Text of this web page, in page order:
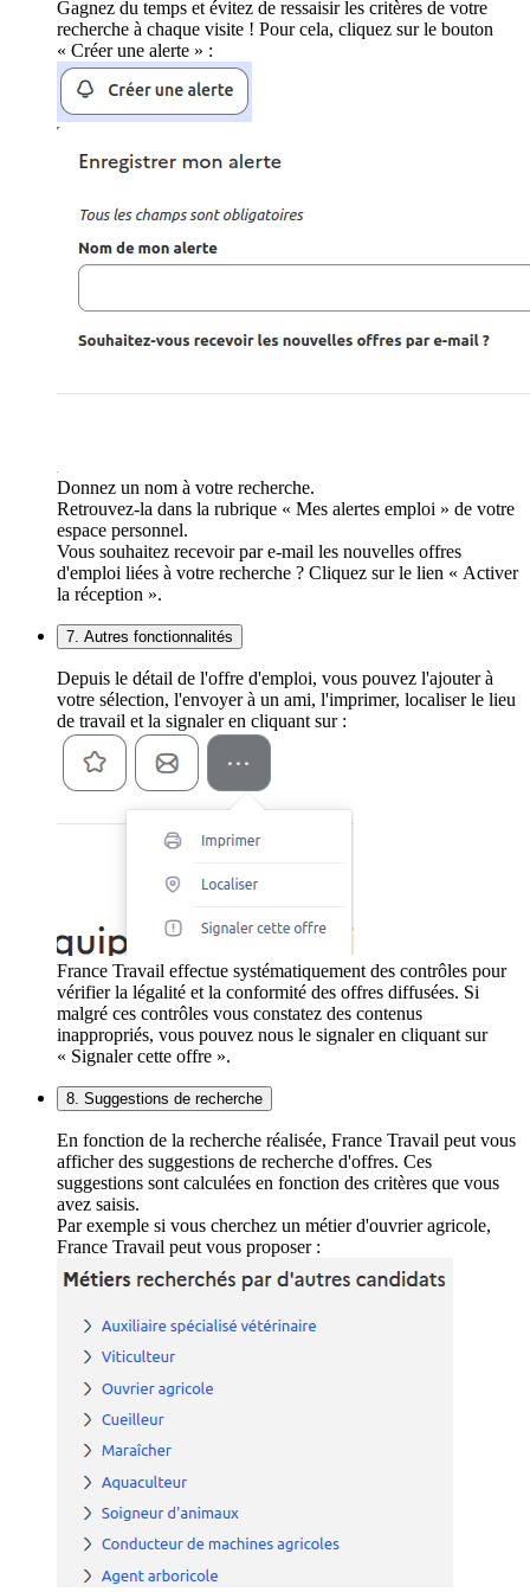
Gagnez du temps et évitez de ressaisir les critères de votre
recherche à chaque visite ! Pour cela, cliquez sur le bouton
« Créer une alerte » :
Donnez un nom à votre recherche.
Retrouvez-la dans la rubrique « Mes alertes emploi » de votre
espace personnel.
Vous souhaitez recevoir par e-mail les nouvelles offres
d'emploi liées à votre recherche ? Cliquez sur le lien « Activer
la réception ».
7. Autres fonctionnalités
Depuis le détail de l'offre d'emploi, vous pouvez l'ajouter à
votre sélection, l'envoyer à un ami, l'imprimer, localiser le lieu
de travail et la signaler en cliquant sur :
France Travail effectue systématiquement des contrôles pour
vérifier la légalité et la conformité des offres diffusées. Si
malgré ces contrôles vous constatez des contenus
inappropriés, vous pouvez nous le signaler en cliquant sur
« Signaler cette offre ».
8. Suggestions de recherche
En fonction de la recherche réalisée, France Travail peut vous
afficher des suggestions de recherche d'offres. Ces
suggestions sont calculées en fonction des critères que vous
avez saisis.
Par exemple si vous cherchez un métier d'ouvrier agricole,
France Travail peut vous proposer :